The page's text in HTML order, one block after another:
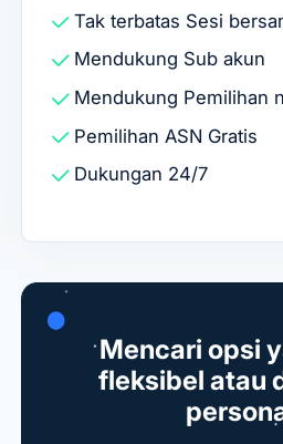
Tak terbatas Sesi
Mendukung Sub akun
Mendukung Pemilihan
Pemilihan ASN Gratis
Dukungan 24/7
Mencari opsi
fleksibel atau